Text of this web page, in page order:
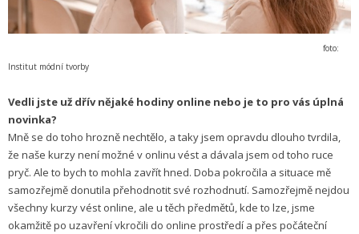
foto:
Institut módní tvorby
Vedli jste už dřív nějaké hodiny online nebo je to pro vás úplná
novinka?
Mně se do toho hrozně nechtělo, a taky jsem opravdu dlouho tvrdila,
že naše kurzy není možné v onlinu vést a dávala jsem od toho ruce
pryč. Ale to bych to mohla zavřít hned. Doba pokročila a situace mě
samozřejmě donutila přehodnotit své rozhodnutí. Samozřejmě nejdou
všechny kurzy vést online, ale u těch předmětů, kde to lze, jsme
okamžitě po uzavření vkročili do online prostředí a přes počáteční